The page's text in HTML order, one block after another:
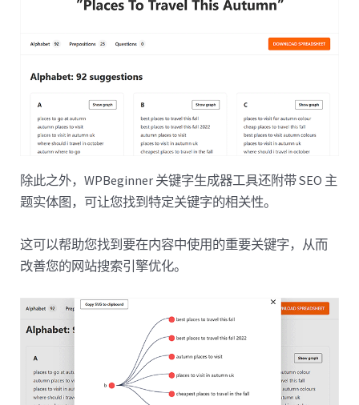
除此之外，WPBeginner 关键字生成器工具还附带 SEO 主
题实体图，可让您找到特定关键字的相关性。
这可以帮助您找到要在内容中使用的重要关键字，从而
改善您的网站搜索引擎优化。